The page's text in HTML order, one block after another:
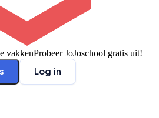
vakkenProbeer JoJoschool gratis uit!
Log in